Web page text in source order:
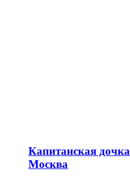
Капитанская дочка
Москва